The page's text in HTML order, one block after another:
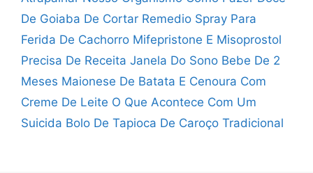
De Goiaba De Cortar Remedio Spray Para
Ferida De Cachorro Mifepristone E Misoprostol
Precisa De Receita Janela Do Sono Bebe De 2
Meses Maionese De Batata E Cenoura Com
Creme De Leite O Que Acontece Com Um
Suicida Bolo De Tapioca De Caroço Tradicional